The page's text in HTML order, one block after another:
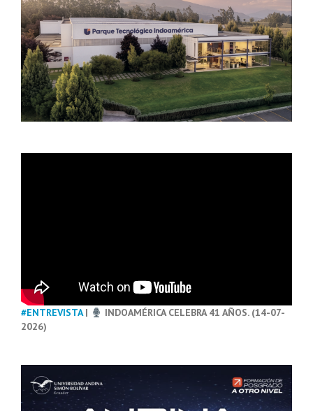
#ENTREVISTA|
INDOAMÉRICA CELEBRA 41 AÑOS. (14-07-
2026)